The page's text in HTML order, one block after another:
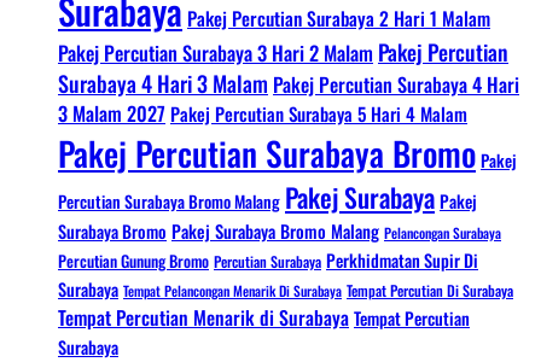
Surabaya Pakej Percutian Surabaya 2 Hari 1 Malam
Pakej Percutian Surabaya 3 Hari 2 Malam Pakej Percutian
Surabaya 4 Hari 3 Malam Pakej Percutian Surabaya 4 Hari
3 Malam 2027 Pakej Percutian Surabaya 5 Hari 4 Malam
Pakej Percutian Surabaya BromoPakej
Percutian Surabaya Bromo Malang Pakej SurabayaPakej
Surabaya Bromo Pakej Surabaya Bromo Malang Pelancongan Surabaya
Percutian Gunung Bromo Percutian Surabaya Perkhidmatan Supir Di
Surabaya Tempat Pelancongan Menarik Di Surabaya Tempat Percutian Di Surabaya
Tempat Percutian Menarik di SurabayaTempat Percutian
Surabaya